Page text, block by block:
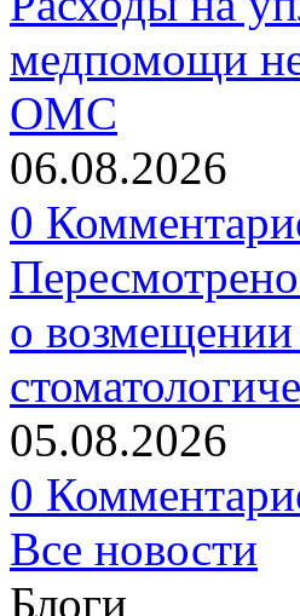
медпомощи не
ОМС
06.08.2026
0
о возмещении
05.08.2026
0
Все новости
Блоги